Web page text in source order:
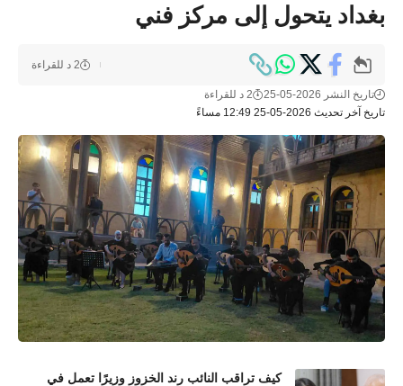
بغداد يتحول إلى مركز فني
تاريخ آخر تحديث 2026-05-25 12:49 مساءً
تاريخ النشر 2026-05-25 2 د للقراءة
2 د للقراءة
كيف تراقب النائب رند الخزوز وزيرًا تعمل في